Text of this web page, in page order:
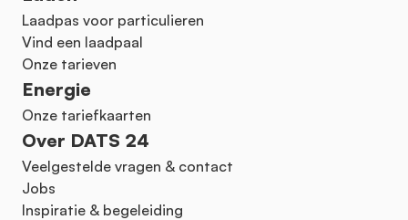
Laadpas voor particulieren
Vind een laadpaal
Onze tarieven
Energie
Onze tariefkaarten
Over DATS 24
Veelgestelde vragen & contact
Jobs
Inspiratie & begeleiding